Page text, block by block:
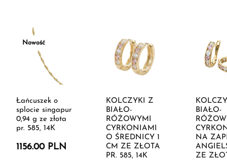
Nowość
Łańcuszek o
splocie singapur
0,94 g ze złota
pr. 585, 14K
1156.00 PLN
KOLCZYKI Z
BIAŁO-
RÓŻOWYMI
CYRKONIAMI
O ŚREDNICY 1
CM ZE ZŁOTA
PR. 585, 14K
BIAŁO-
NA
ZE